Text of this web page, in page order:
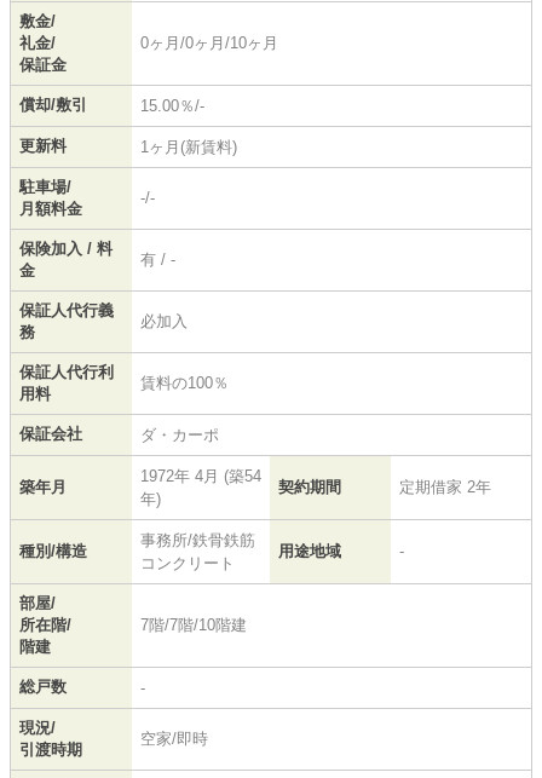
敷金/
礼金/
保証金
0ヶ月/0ヶ月/10ヶ月
償却/敷引 15.00％/-
更新料 1ヶ月(新賃料)
駐車場/
月額料金
-/-
保険加入 / 料
金
有 / -
保証人代行義
務
必加入
保証人代行利
用料
賃料の100％
保証会社 ダ・カーポ
築年月
1972年 4月 (築54
年)
契約期間 定期借家 2年
種別/構造
事務所/鉄骨鉄筋
コンクリート
用途地域 -
部屋/
所在階/
階建
7階/7階/10階建
総戸数 -
現況/
引渡時期
空家/即時